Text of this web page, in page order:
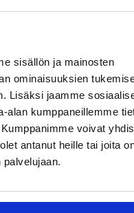
sisällön ja mainosten
ominaisuuksien
Lisäksi jaamme
alan kumppaneillemme
voivat
antanut heille tai joita
alkaa
konseptin
ja syventää